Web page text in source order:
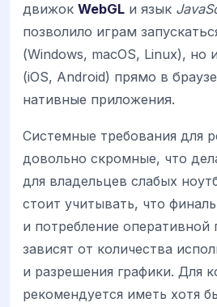
движок WebGL и язык
позволило играм
(Windows, macOS, Linux), но
(iOS, Android) прямо в
нативные приложения.
Системные требования для
довольно скромные, что
для владельцев слабых
стоит учитывать, что
и потребление
зависят от количества
и разрешения графики. Для
рекомендуется иметь хотя